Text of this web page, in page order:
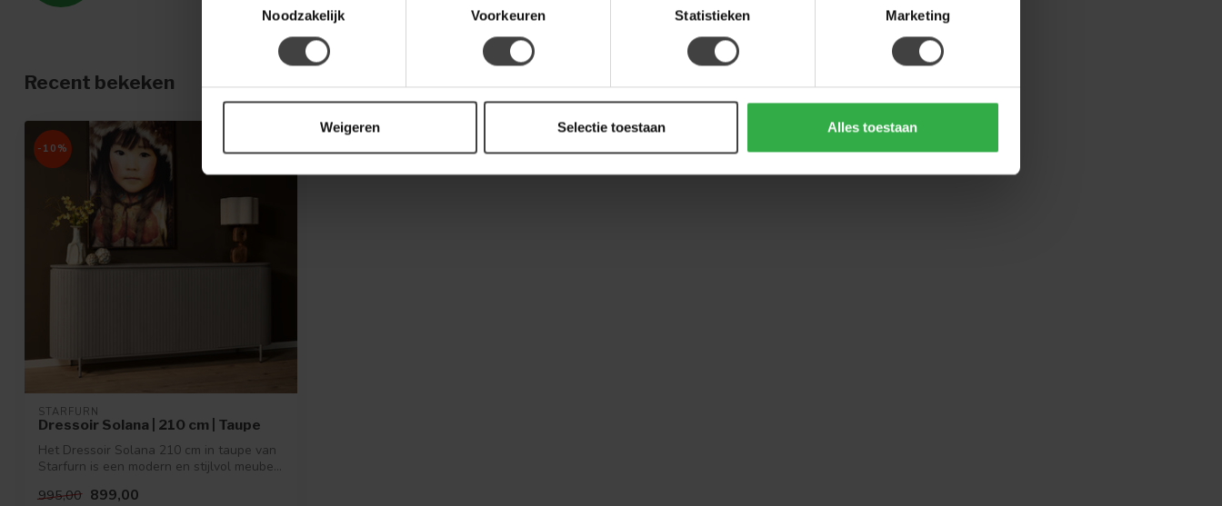
Noodzakelijk
Voorkeuren Statistieken Marketing
Weigeren Selectie toestaan Alles toestaan
Recent bekeken
-10%
STARFURN
Dressoir Solana | 210 cm | Taupe
Het Dressoir Solana 210 cm in taupe van
Starfurn is een modern en stijlvol meube...
995,00 899,00